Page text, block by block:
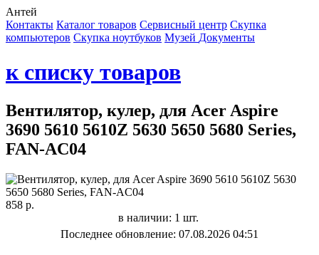
Антей
Контакты Каталог товаров Сервисный центр Cкупка
компьютеров Cкупка ноутбуков Музей Документы
к списку товаров
Вентилятор, кулер, для Acer Aspire
3690 5610 5610Z 5630 5650 5680 Series,
FAN-AC04
858 р.
в наличии: 1 шт.
Последнее обновление: 07.08.2026 04:51